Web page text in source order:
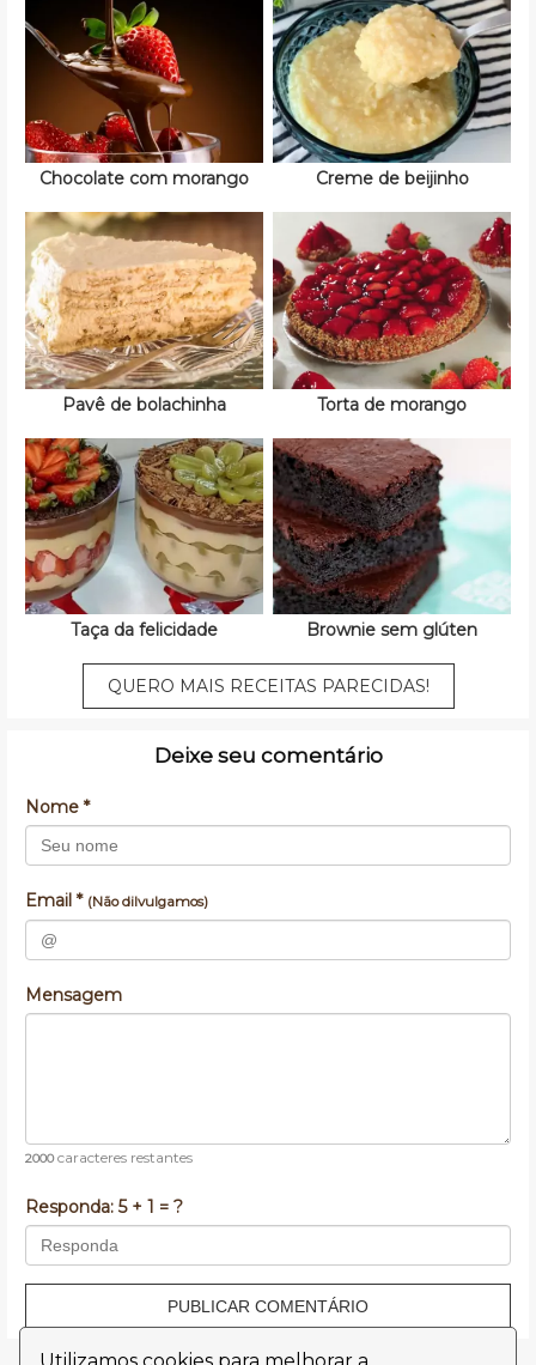
Chocolate com morango Creme de beijinho
Pavê de bolachinha Torta de morango
Taça da felicidade Brownie sem glúten
QUERO MAIS RECEITAS PARECIDAS!
Deixe seu comentário
Nome *
Email * (Não dilvulgamos)
Mensagem
2000caracteres restantes
Responda: 5 + 1 = ?
PUBLICAR COMENTÁRIO